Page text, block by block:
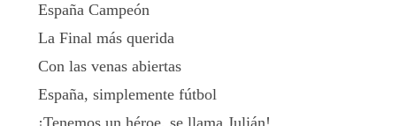
España Campeón
La Final más querida
Con las venas abiertas
España, simplemente fútbol
¡Tenemos un héroe, se llama Julián!